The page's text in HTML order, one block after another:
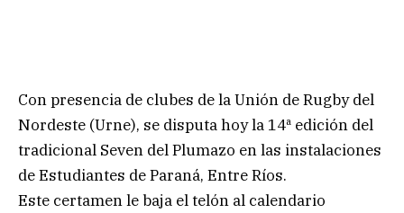
Con presencia de clubes de la Unión de Rugby del
Nordeste (Urne), se disputa hoy la 14ª edición del
tradicional Seven del Plumazo en las instalaciones
de Estudiantes de Paraná, Entre Ríos.
Este certamen le baja el telón al calendario